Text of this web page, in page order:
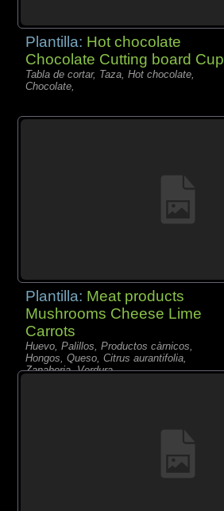
Plantilla: Hot chocolate
Chocolate Cutting board Cup
Tabla de cortar, Taza, Hot chocolate,
Chocolate,
Plantilla: Meat products
Mushrooms Cheese Lime
Carrots
Huevo, Palillos, Productos càrnicos,
Hongos, Queso, Citrus aurantifolia,
Zanahoria, Verdura,